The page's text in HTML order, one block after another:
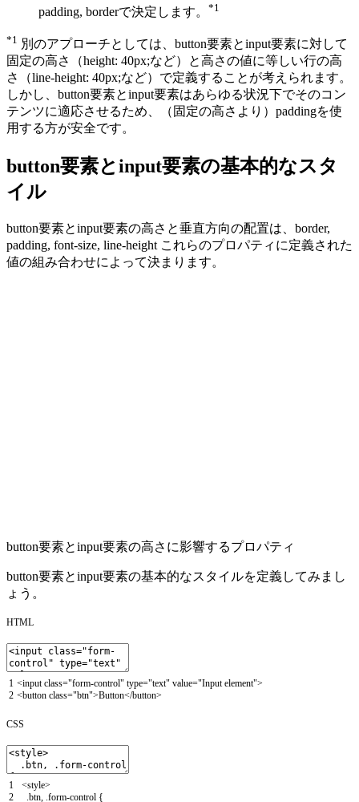
padding, borderで決定します。 *1
*1 別のアプローチとしては、 button要素とinput要素に対して
固定の高さ（height: 40px;など）と高さの値に等しい行の高
さ（line-height: 40px;など）で定義することが考えられます。
しかし、 button要素とinput要素はあらゆる状況下でそのコン
テンツに適応させるため、（固定の高さより） paddingを使
用する方が安全です。
button要素とinput要素の基本的なスタ
イル
button要素とinput要素の高さと垂直方向の配置は、 border,
padding, font-size, line-height これらのプロパティに定義された
値の組み合わせによって決まります。
button要素とinput要素の高さに影響するプロパティ
button要素とinput要素の基本的なスタイルを定義してみまし
ょう。
HTML
1
2
<inputclass="form-control" type="text" value="Input element">
<button class="btn">Button</button>
CSS
1
2
<style>
.btn, .form-control {